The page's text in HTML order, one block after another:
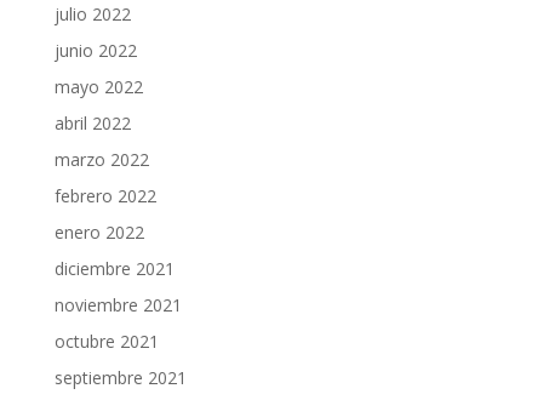
julio 2022
junio 2022
mayo 2022
abril 2022
marzo 2022
febrero 2022
enero 2022
diciembre 2021
noviembre 2021
octubre 2021
septiembre 2021